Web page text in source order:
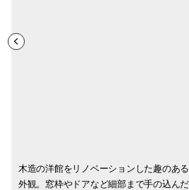
木造の洋館をリノベーションした趣のある
外観。窓枠やドアなど細部まで手の込んだ
穏やかな空気感の流れる日用美。浅川さん
の柔らかな接客に癒されます。
浅川さんの愛用している大嶋櫻子さんのか
すみ草ピアスは日用美の人気アイテムの一